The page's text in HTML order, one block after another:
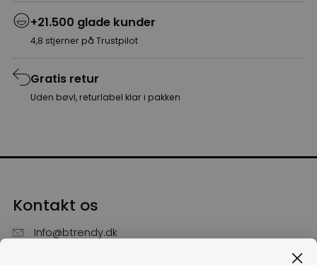
+21.500 glade kunder
4,8 stjerner på Trustpilot
Gratis retur
Uden bøvl, returlabel klar i pakken
Kontakt os
Info@btrendy.dk